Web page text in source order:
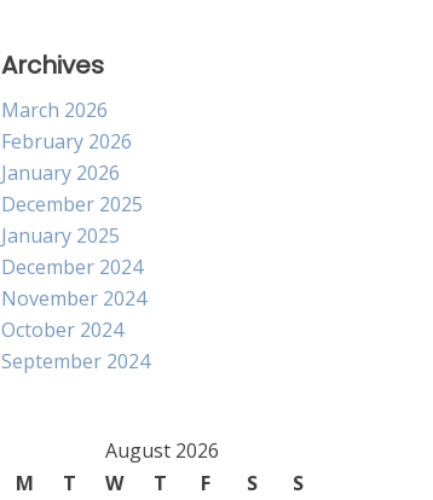
Archives
March 2026
February 2026
January 2026
December 2025
January 2025
December 2024
November 2024
October 2024
September 2024
August 2026
M
T W T F S
S